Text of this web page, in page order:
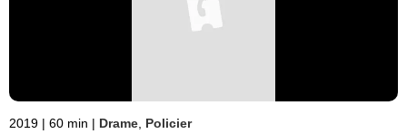
2019 | 60 min | Drame Policier